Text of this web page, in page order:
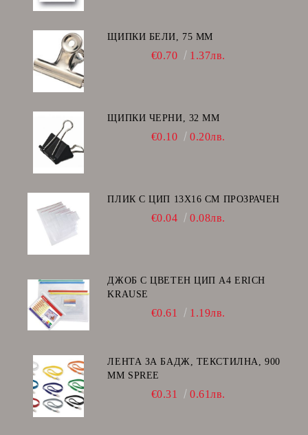
ЩИПКИ БЕЛИ, 75 ММ
€0.70 1.37лв.
ЩИПКИ ЧЕРНИ, 32 ММ
€0.10 0.20лв.
ПЛИК С ЦИП 13X16 CM ПРОЗРАЧЕН
€0.04 0.08лв.
ДЖОБ С ЦВЕТЕН ЦИП А4 ERICH
KRAUSE
€0.61 1.19лв.
ЛЕНТА ЗА БАДЖ, ТЕКСТИЛНА, 900
ММ SPREE
€0.31 0.61лв.